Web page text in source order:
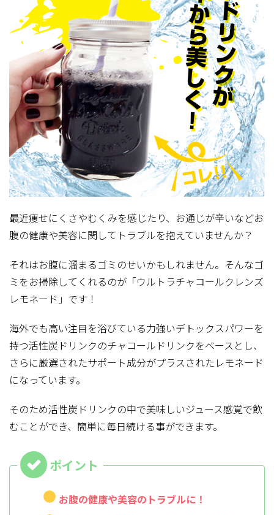
最近痩せにくさやむくみを感じたり、お通じが辛いなどお
腹の健康や美容に関してトラブルを抱えていませんか？
それはお腹に溜まるゴミのせいかもしれません。そんなゴ
ミをお掃除してくれるのが「ウルトラチャコールクレンズ
レモネード」です！
海外でも高い注目を浴びている力強いデトックスパワーを
持つ活性炭ドリンクのチャコールドリンクをベースとし、
さらに厳選されたサポート成分がプラスされたレモネード
になっています。
そのため活性炭ドリンクの中で美味しいジュース感覚で飲
むことができ、簡単に毎日続ける事ができます。
お腹の健康や美容のトラブルに！